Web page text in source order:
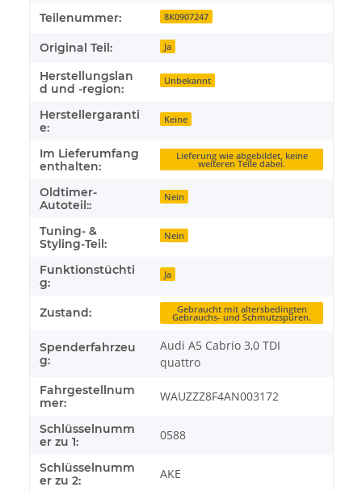
Teilenummer: 8K0907247
Original Teil: Ja
Herstellungslan
d und -region:
Unbekannt
Herstellergaranti
e:
Keine
Im Lieferumfang
enthalten:
Lieferung wie abgebildet, keine
weiteren Teile dabei.
Oldtimer-
Autoteil::
Nein
Tuning- &
Styling-Teil:
Nein
Funktionstüchti
g:
Ja
Zustand: Gebraucht mit altersbedingten
Gebrauchs- und Schmutzspuren.
Spenderfahrzeu
g:
Audi A5 Cabrio 3,0 TDI
quattro
Fahrgestellnum
mer:
WAUZZZ8F4AN003172
Schlüsselnumm
er zu 1:
0588
Schlüsselnumm
er zu 2:
AKE